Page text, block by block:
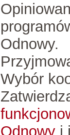
Odnowy.
Wybór
Odnowy i